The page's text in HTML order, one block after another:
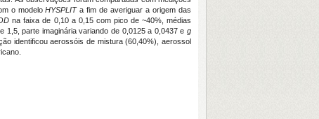
o modeloHYSPLITa fim de averiguar a origem das
na faixa de 0,10 a 0,15 com pico de ~40%, médias
1,5, parte imaginária variando de 0,0125 a 0,0437 eg
identificou aerossóis de mistura (60,40%), aerossol